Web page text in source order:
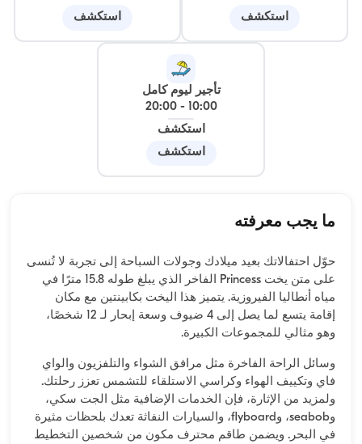
استكشف
استكشف
تأجير ليوم كامل
10:00
-
20:00
استكشف
استكشف
ما يجب معرفته
حوّل احتفالاتك بعيد ميلادك وجولات السباحة إلى تجربة لا تُنسى
على متن يخت Princess الفاخر الذي يبلغ طوله 15.8 مترًا في
مياه أنطاليا الفيروزية. يتميز هذا اليخت بكابينتين مع مكان
إقامة يتسع لما يصل إلى 4 ضيوف وسعة إبحار لـ 12 شخصًا،
وهو مثالي للمجموعات الكبيرة.
وسائل الراحة الفاخرة مثل مرافق الشواء والتلفزيون والواي
فاي وتكييف الهواء وكراسي الاستلقاء للتشمس تعزز رحلتك.
ولمزيد من الإثارة، فإن الخدمات الإضافية مثل الجت سكي،
وseabob، وflyboard، والسيارات النفاثة تعدك بلحظات مثيرة
في البحر. ويضمن طاقم محترف مكون من شخصين التخطيط